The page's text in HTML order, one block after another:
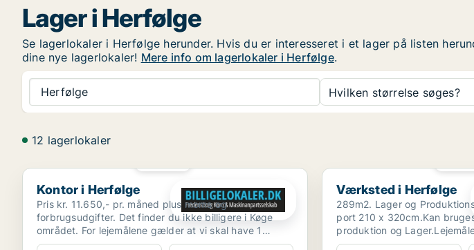
Lager i Herfølge
Se lagerlokaler i Herfølge herunder. Hvis du er interesseret i et lager på listen
dine nye lagerlokaler! Mere info om lagerlokaler i Herfølge.
Herfølge Hvilken størrelse søges?
12 lagerlokaler
Kontor i Herfølge
Kontor i Herfølge
Pris kr. 11.650,- pr. måned plus moms og
forbrugsudgifter. Det finder du ikke billigere i Køge
området. For lejemålene gælder at vi skal have 1
måneds foru...
Værksted i Herfølge
Værksted i Herfølge
289m2. Lager og
port 210 x 320cm.Kan
produktion og